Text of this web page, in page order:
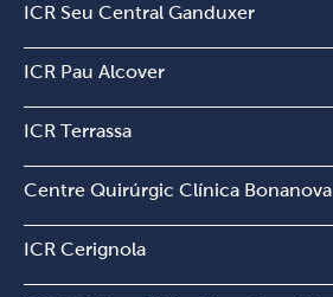
ICR Seu Central Ganduxer
ICR Pau Alcover
ICR Terrassa
Centre Quirúrgic Clínica Bonanova
ICR Cerignola